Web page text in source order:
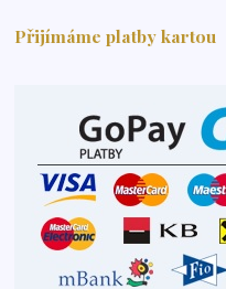
Přijímáme platby kartou